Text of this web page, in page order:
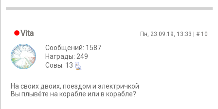
Vita Пн, 23.09.19, 13:33 | # 10
Сообщений: 1587
Награды: 249
Cовы: 13
На своих двоих, поездом и электричкой
Вы плывёте на корабле или в корабле?